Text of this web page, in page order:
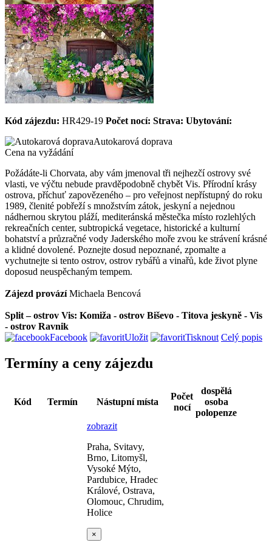
Kód zájezdu: HR429-19 Počet nocí: Strava: Ubytování:
Autokarová doprava
Cena na vyžádání
Požádáte-li Chorvata, aby vám jmenoval tři nejhezčí ostrovy své
vlasti, ve výčtu nebude pravděpodobně chybět Vis. Přírodní krásy
ostrova, příchuť zapovězeného – pro veřejnost nepřístupný do roku
1989, členité pobřeží s množstvím zátok, jeskyní a nejednou
nádhernou skrytou pláží, mediteránská městečka místo rozlehlých
rekreačních center, subtropická vegetace, historické a kulturní
bohatství a průzračné vody Jaderského moře zvou ke strávení krásné
a klidné dovolené. Poznejte dosud nepoznané, zpomalte a
vychutnejte si tento ostrov, ostrov rybářů a vinařů, kde život plyne
doposud neuspěchaným tempem.
Zájezd provázíMichaela Bencová
Split – ostrov Vis: Komiža - ostrov Biševo - Titova jeskyně - Vis
- ostrov Ravnik
Facebook
Uložit Tisknout Celý popis
Termíny a ceny zájezdu
Kód Termín Nástupní místa
Počet
nocí
dospělá
osoba
polopenze
zobrazit
Praha, Svitavy,
Brno, Litomyšl,
Vysoké Mýto,
Pardubice, Hradec
Králové, Ostrava,
Olomouc, Chrudim,
Holice
×